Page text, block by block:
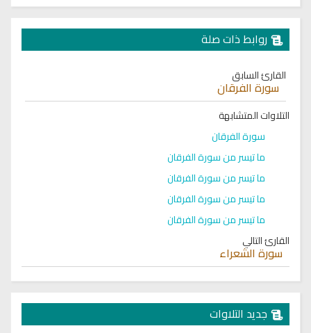
روابط ذات صلة
القارئ السابق
سورة الفرقان
التلاوات المتشابهة
سورة الفرقان
ما تيسر من سورة الفرقان
ما تيسر من سورة الفرقان
ما تيسر من سورة الفرقان
ما تيسر من سورة الفرقان
القارئ التالي
سورة الشعراء
جديد التلاوات